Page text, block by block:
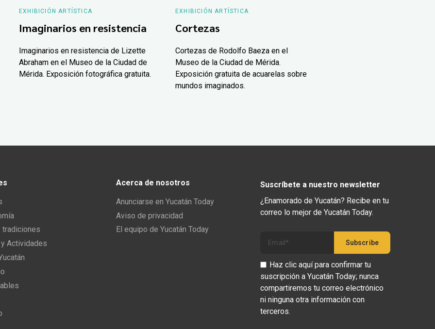
EXHIBICIÓN ARTÍSTICA
Imaginarios en resistencia
Imaginarios en resistencia de Lizette
Abraham en el Museo de la Ciudad de
Mérida. Exposición fotográfica gratuita.
EXHIBICIÓN ARTÍSTICA
Cortezas
Cortezas de Rodolfo Baeza en el
Museo de la Ciudad de Mérida.
Exposición gratuita de acuarelas sobre
mundos imaginados.
tradiciones
Actividades
Acerca de nosotros
Anunciarse en Yucatán Today
Aviso de privacidad
El equipo de Yucatán Today
Suscríbete a nuestro newsletter
¿Enamorado de Yucatán? Recibe en tu
correo lo mejor de Yucatán Today.
Haz clic aquí para confirmar tu
suscripción a Yucatán Today; nunca
compartiremos tu correo electrónico
ni ninguna otra información con
terceros.